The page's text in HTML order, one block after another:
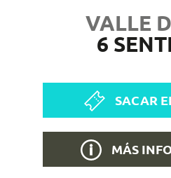
VALLE
6
SACAR
MÁS